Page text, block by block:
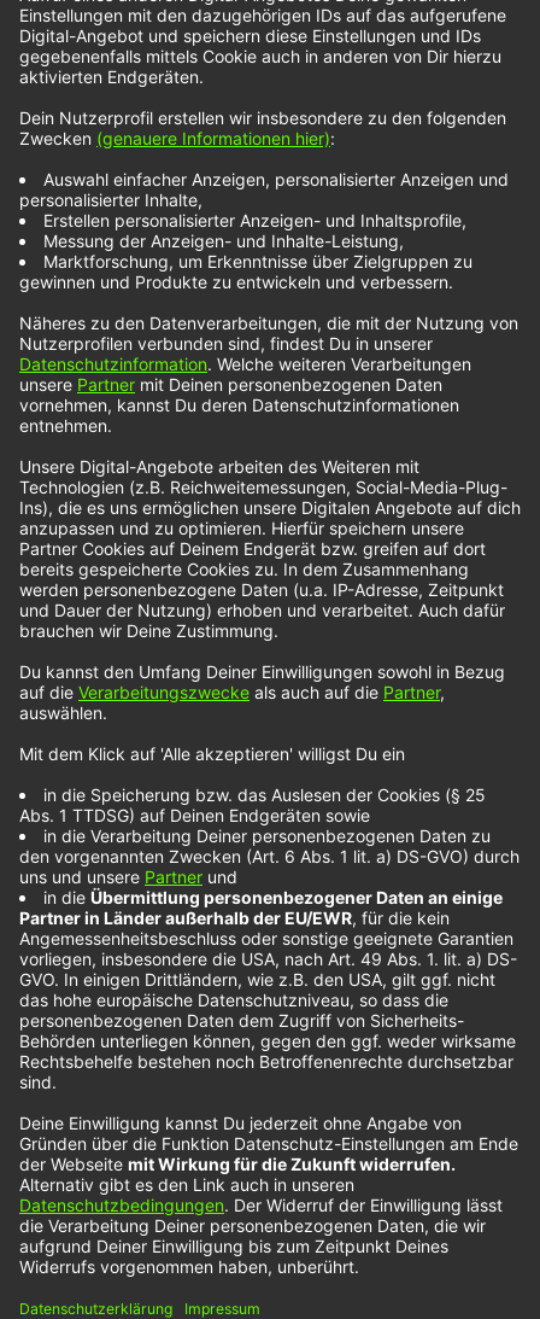
Mimi Webb über
ihre Debüt-EP
„Seven Shades Of
Heartbreak“, ihre
neue Single
„House On Fire“
und das
außergewöhnliche
Musikvideo dazu
Mimi Webbist für unsere NOXX Redakteurin Nehle
Schröter eine ganz heiße Pop-Kandidatin: „Nicht
mehr lange und jeder kennt den Namen Mimi
Webb“, meint Nehle. Denn Mimi Webb liefert
steht. Dazu eine kraftvolle Stimme, ein krasses
Ton-Repertoire und starke Lyrics. Kritiker
vergleichen sie sogar schon mit Ariana Grande.
Schon als Teenager begeisterte Mimi Webb sich
für Musik und hat Klavier und Gitarre gelernt.
Außerdem hat sie schon früh angefangen
Songtexte zu schreiben. Und das hört man. Mit 22
Jahren so eine Tiefe in Songs zu bekommen, das
kann nicht jeder. Im NOXX Interview hat Mimi
Webb aber nicht nur von ihrem Werdegang zum
Popstar geredet, sondern auch über die neue
vier Monate gedauert – warum? Weil sie unter
anderem trainieren musste. Das Musikvideo ist
eine Tanz-Competition.